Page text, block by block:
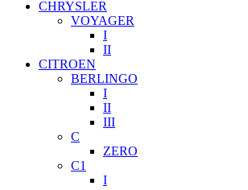
CHRYSLER
VOYAGER
I
II
CITROEN
BERLINGO
I
II
III
C
ZERO
C1
I